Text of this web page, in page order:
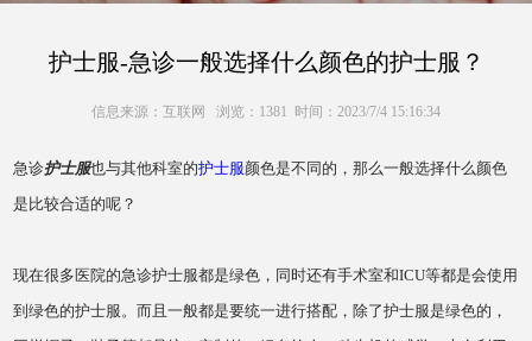
护士服-急诊一般选择什么颜色的护士服？
信息来源：互联网 浏览：1381 时间：2023/7/4 15:16:34
急诊护士服也与其他科室的护士服颜色是不同的，那么一般选择什么颜色
是比较合适的呢？
现在很多医院的急诊护士服都是绿色，同时还有手术室和ICU等都是会使用
到绿色的护士服。而且一般都是要统一进行搭配，除了护士服是绿色的，